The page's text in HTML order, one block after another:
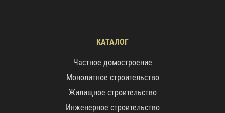
КАТАЛОГ
Частное домостроение
Монолитное строительство
Жилищное строительство
Инженерное строительство